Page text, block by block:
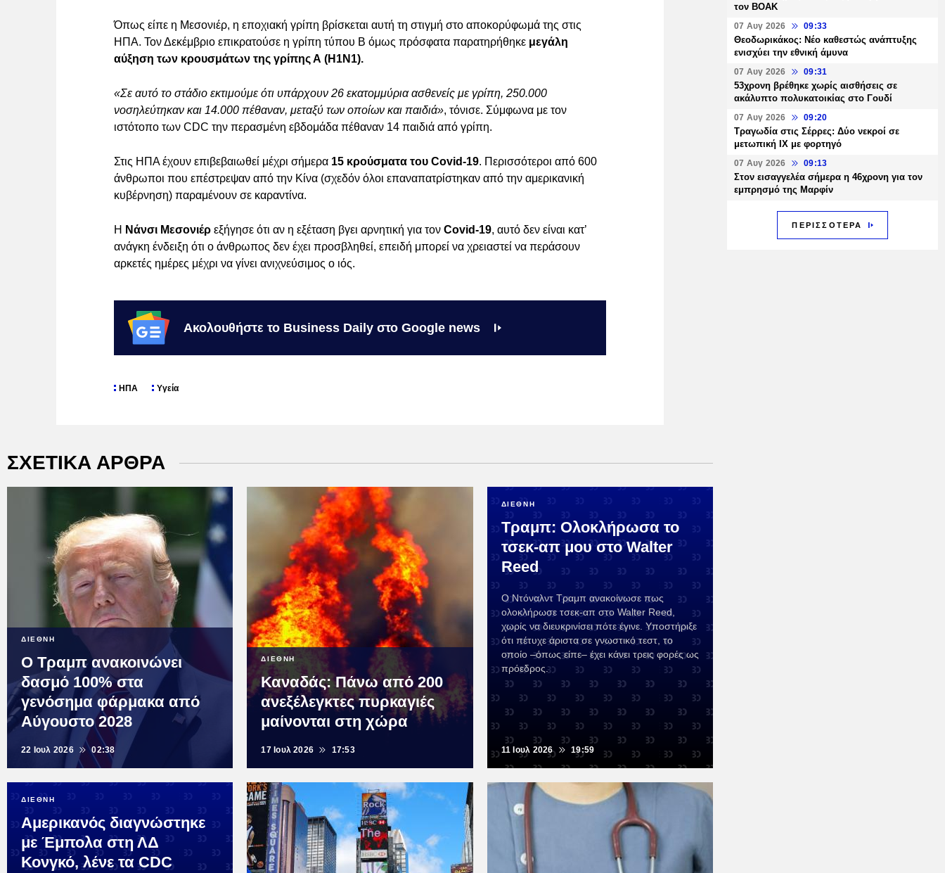
Όπως είπε η Μεσονιέρ, η εποχιακή γρίπη βρίσκεται αυτή τη στιγμή στο αποκορύφωμά της στις
ΗΠΑ. Τον Δεκέμβριο επικρατούσε η γρίπη τύπου Β όμως πρόσφατα παρατηρήθηκε μεγάλη
αύξηση των κρουσμάτων της γρίπης Α (Η1Ν1).
«Σε αυτό το στάδιο εκτιμούμε ότι υπάρχουν 26 εκατομμύρια ασθενείς με γρίπη, 250.000
νοσηλεύτηκαν και 14.000 πέθαναν, μεταξύ των οποίων και παιδιά», τόνισε. Σύμφωνα με τον
ιστότοπο των CDC την περασμένη εβδομάδα πέθαναν 14 παιδιά από γρίπη.
Στις ΗΠΑ έχουν επιβεβαιωθεί μέχρι σήμερα 15 κρούσματα του Covid-19. Περισσότεροι από 600
άνθρωποι που επέστρεψαν από την Κίνα (σχεδόν όλοι επαναπατρίστηκαν από την αμερικανική
κυβέρνηση) παραμένουν σε καραντίνα.
Η Νάνσι Μεσονιέρ εξήγησε ότι αν η εξέταση βγει αρνητική για τον Covid-19, αυτό δεν είναι κατ’
ανάγκη ένδειξη ότι ο άνθρωπος δεν έχει προσβληθεί, επειδή μπορεί να χρειαστεί να περάσουν
αρκετές ημέρες μέχρι να γίνει ανιχνεύσιμος ο ιός.
Ακολουθήστε το Business Daily στο Google news
ΗΠΑ Υγεία
ΣΧΕΤΙΚΑ ΑΡΘΡΑ
ΔΙΕΘΝΗ
Ο Τραμπ ανακοινώνει
δασμό 100% στα
γενόσημα φάρμακα από
Αύγουστο 2028
22 Ιουλ 2026 02:38
ΔΙΕΘΝΗ
Καναδάς: Πάνω από 200
ανεξέλεγκτες πυρκαγιές
μαίνονται στη χώρα
17 Ιουλ 2026 17:53
ΔΙΕΘΝΗ
Τραμπ: Ολοκλήρωσα το
τσεκ-απ μου στο Walter
Reed
Ο Ντόναλντ Τραμπ ανακοίνωσε πως
ολοκλήρωσε τσεκ-απ στο Walter Reed,
χωρίς να διευκρινίσει πότε έγινε. Υποστήριξε
ότι πέτυχε άριστα σε γνωστικό τεστ, το
οποίο –όπως είπε– έχει κάνει τρεις φορές ως
πρόεδρος.
11 Ιουλ 2026 19:59
ΔΙΕΘΝΗ
Αμερικανός διαγνώστηκε
με Έμπολα στη ΛΔ
Κονγκό, λένε τα CDC
τον ΒΟΑΚ
07 Αυγ 2026 09:33
Θεοδωρικάκος: Νέο καθεστώς ανάπτυξης
ενισχύει την εθνική άμυνα
07 Αυγ 2026 09:31
53χρονη βρέθηκε χωρίς αισθήσεις σε
ακάλυπτο πολυκατοικίας στο Γουδί
07 Αυγ 2026 09:20
Τραγωδία στις Σέρρες: Δύο νεκροί σε
μετωπική ΙΧ με φορτηγό
07 Αυγ 2026 09:13
Στον εισαγγελέα σήμερα η 46χρονη για τον
εμπρησμό της Μαρφίν
ΠΕΡΙΣΣΟΤΕΡΑ